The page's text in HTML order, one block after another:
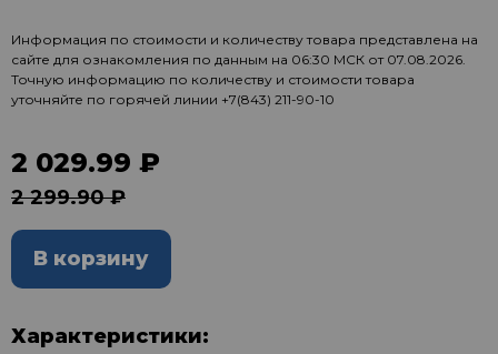
Информация по стоимости и количеству товара представлена на
сайте для ознакомления по данным на 06:30 МСК от 07.08.2026.
Точную информацию по количеству и стоимости товара
уточняйте по горячей линии +7(843) 211-90-10
2 029.99 ₽
2 299.90 ₽
В корзину
Характеристики: